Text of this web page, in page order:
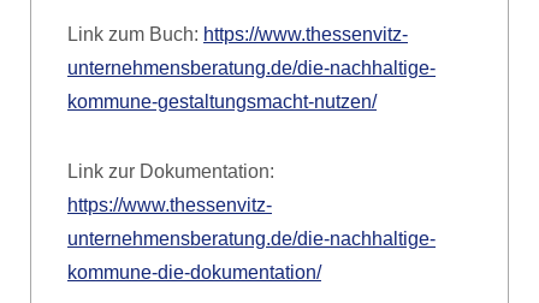
Link zum Buch: https://www.thessenvitz-
unternehmensberatung.de/die-nachhaltige-
kommune-gestaltungsmacht-nutzen/
Link zur Dokumentation:
https://www.thessenvitz-
unternehmensberatung.de/die-nachhaltige-
kommune-die-dokumentation/